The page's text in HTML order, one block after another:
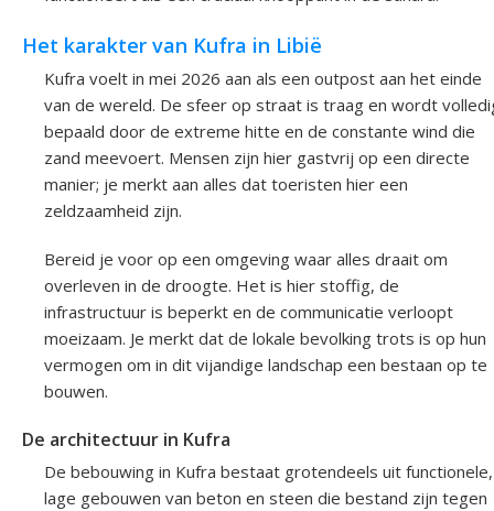
Het karakter van Kufra in Libië
Kufra voelt in mei 2026 aan als een outpost aan het einde
van de wereld. De sfeer op straat is traag en wordt
bepaald door de extreme hitte en de constante wind die
zand meevoert. Mensen zijn hier gastvrij op een directe
manier; je merkt aan alles dat toeristen hier een
zeldzaamheid zijn.
Bereid je voor op een omgeving waar alles draait om
overleven in de droogte. Het is hier stoffig, de
infrastructuur is beperkt en de communicatie verloopt
moeizaam. Je merkt dat de lokale bevolking trots is op hun
vermogen om in dit vijandige landschap een bestaan op te
bouwen.
De architectuur in Kufra
De bebouwing in Kufra bestaat grotendeels uit functionele,
lage gebouwen van beton en steen die bestand zijn tegen